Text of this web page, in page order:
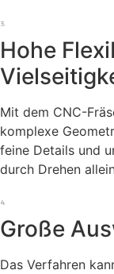
Hohe
Mit dem CNC-
komplexe
feine Details und
durch Drehen
Große
Das Verfahren